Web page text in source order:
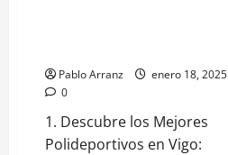
Pablo Arranz
enero 18, 2025
0
1. Descubre los Mejores
Polideportivos en Vigo: